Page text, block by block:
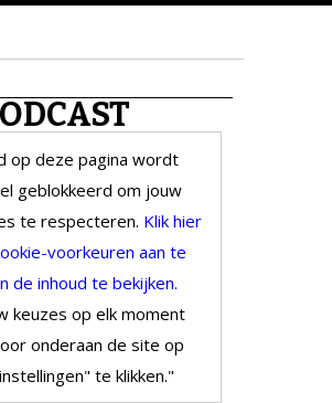
op deze pagina wordt
geblokkeerd om jouw
te respecteren. Klik hier
voorkeuren aan te
de inhoud te bekijken.
keuzes op elk moment
onderaan de site op
te klikken."